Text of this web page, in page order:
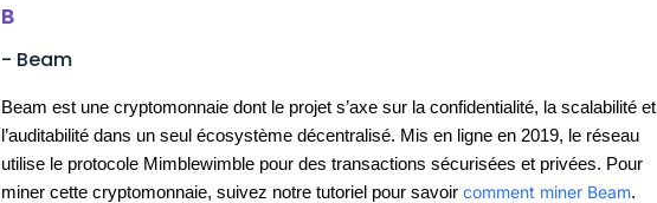
B
- Beam
Beam est une cryptomonnaie dont le projet s’axe sur la confidentialité, la scalabilité et
l’auditabilité dans un seul écosystème décentralisé. Mis en ligne en 2019, le réseau
utilise le protocole Mimblewimble pour des transactions sécurisées et privées. Pour
miner cette cryptomonnaie, suivez notre tutoriel pour savoircomment miner Beam.